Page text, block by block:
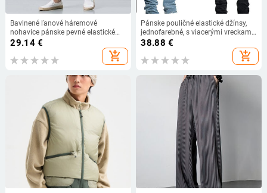
Bavlnené ľanové háremové
nohavice pánske pevné elastické
pásy streetwear joggers 2024 nové
vrecovité nohavice s rozkrokom
ležérne pánske nohavice
29.14€
add_shopping_cart
Pánske pouličné elastické džínsy,
jednofarebné, s viacerými vreckami,
cargo nohavice, ležérne, slim fit,
denné nosenie, joggers, stredne dlhé
nohavice
38.88 €
add_shopping_cart